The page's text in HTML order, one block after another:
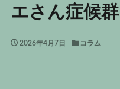
エさん症候
2026年4月7日 コラム